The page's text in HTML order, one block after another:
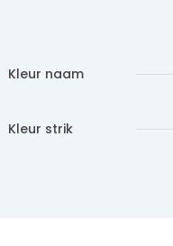
Kleur naam
Kleur strik